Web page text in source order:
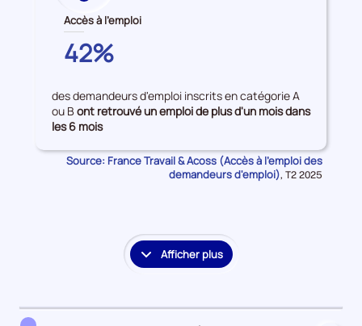
de
données
sur
les
à
l'emploi
Accès à l'emploi
HAUTE-
CORSE
42%
des demandeurs d'emploi inscrits en catégorie A
ou Bont retrouvé un emploi de plus d'un mois dans
les 6 mois
Source: France Travail & Acoss (Accès à l'emploi des
demandeurs d'emploi), Données
T2 2025
Afficher plus
le